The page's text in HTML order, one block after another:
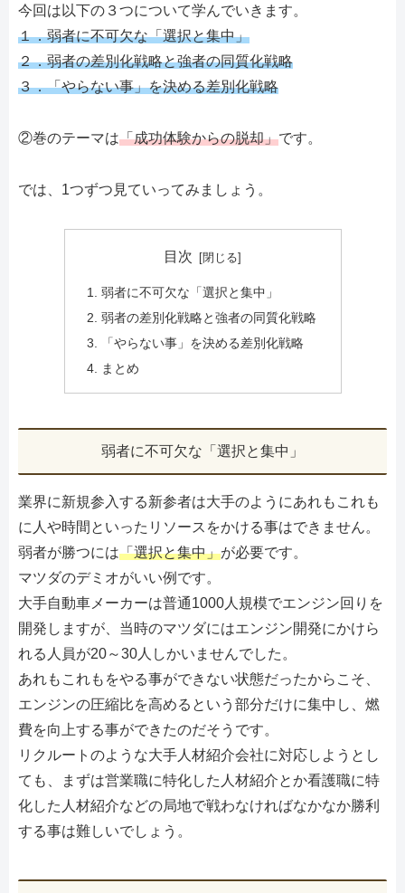
今回は以下の３つについて学んでいきます。
１．弱者に不可欠な「選択と集中」
２．弱者の差別化戦略と強者の同質化戦略
３．「やらない事」を決める差別化戦略
②巻のテーマは「成功体験からの脱却」です。
では、1つずつ見ていってみましょう。
目次
弱者に不可欠な「選択と集中」
弱者の差別化戦略と強者の同質化戦略
「やらない事」を決める差別化戦略
まとめ
弱者に不可欠な「選択と集中」
業界に新規参入する新参者は大手のようにあれもこれも
に人や時間といったリソースをかける事はできません。
弱者が勝つには「選択と集中」が必要です。
マツダのデミオがいい例です。
大手自動車メーカーは普通1000人規模でエンジン回りを
開発しますが、当時のマツダにはエンジン開発にかけら
れる人員が20～30人しかいませんでした。
あれもこれもをやる事ができない状態だったからこそ、
エンジンの圧縮比を高めるという部分だけに集中し、燃
費を向上する事ができたのだそうです。
リクルートのような大手人材紹介会社に対応しようとし
ても、まずは営業職に特化した人材紹介とか看護職に特
化した人材紹介などの局地で戦わなければなかなか勝利
する事は難しいでしょう。